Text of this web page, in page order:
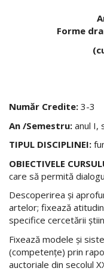
Forme
Număr Credite: 3-3
An /Semestru: anul I,
TIPUL DISCIPLINEI:
OBIECTIVELE
care să permită
Descoperirea şi
artelor; fixează
specifice cercetării
Fixează modele şi
(competenţe) prin
auctoriale din secolul